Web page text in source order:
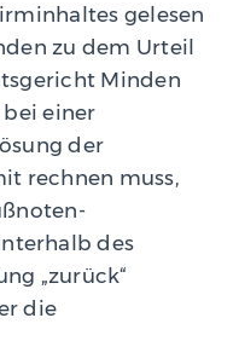
gelesen
zu dem Urteil
Minden
bei einer
der
rechnen muss,
des
„zurück“
die